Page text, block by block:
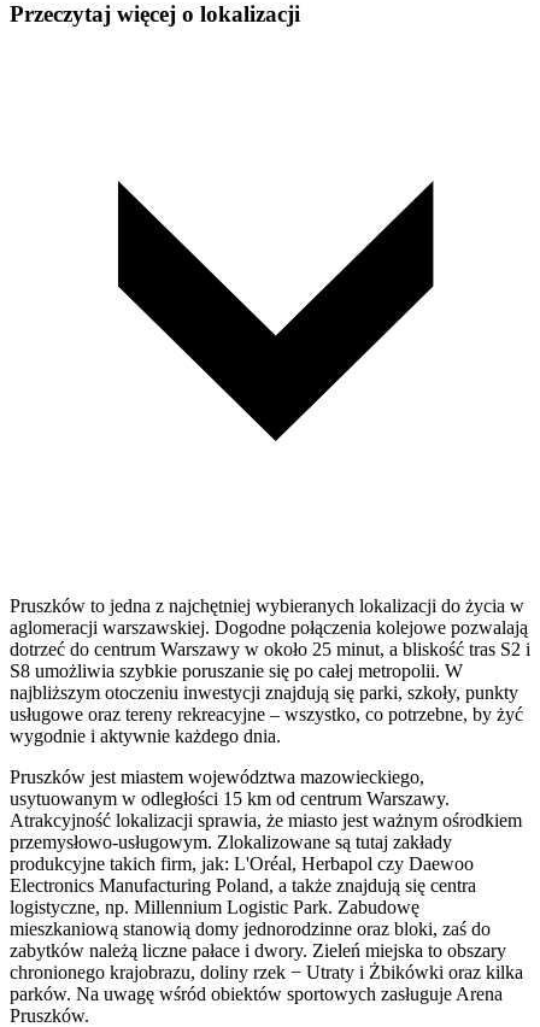
Przeczytaj więcej o lokalizacji
Pruszków to jedna z najchętniej wybieranych lokalizacji do życia w
aglomeracji warszawskiej. Dogodne połączenia kolejowe pozwalają
dotrzeć do centrum Warszawy w około 25 minut, a bliskość tras S2 i
S8 umożliwia szybkie poruszanie się po całej metropolii. W
najbliższym otoczeniu inwestycji znajdują się parki, szkoły, punkty
usługowe oraz tereny rekreacyjne – wszystko, co potrzebne, by żyć
wygodnie i aktywnie każdego dnia.
Pruszków jest miastem województwa mazowieckiego,
usytuowanym w odległości 15 km od centrum Warszawy.
Atrakcyjność lokalizacji sprawia, że miasto jest ważnym ośrodkiem
przemysłowo-usługowym. Zlokalizowane są tutaj zakłady
produkcyjne takich firm, jak: L'Oréal, Herbapol czy Daewoo
Electronics Manufacturing Poland, a także znajdują się centra
logistyczne, np. Millennium Logistic Park. Zabudowę
mieszkaniową stanowią domy jednorodzinne oraz bloki, zaś do
zabytków należą liczne pałace i dwory. Zieleń miejska to obszary
chronionego krajobrazu, doliny rzek − Utraty i Żbikówki oraz kilka
parków. Na uwagę wśród obiektów sportowych zasługuje Arena
Pruszków.